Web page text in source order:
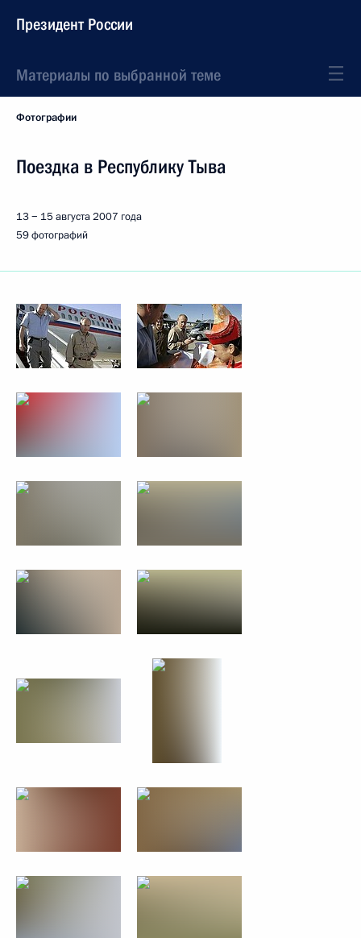
Президент России
Материалы по выбранной теме
Фотографии
Поездка в Республику Тыва
13 − 15 августа 2007 года
59 фотографий